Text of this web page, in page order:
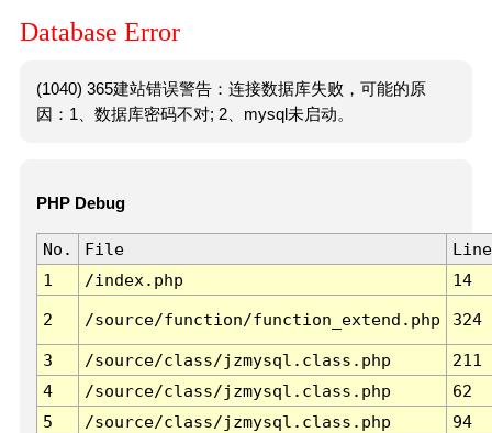
Database Error
(1040) 365建站错误警告：连接数据库失败，可能的原
因：1、数据库密码不对; 2、mysql未启动。
PHP Debug
No. File
Line
1
/index.php 14
2 /source/function/function_extend.php 324
3 /source/class/jzmysql.class.php
211
4
/source/class/jzmysql.class.php
62
5
/source/class/jzmysql.class.php
94